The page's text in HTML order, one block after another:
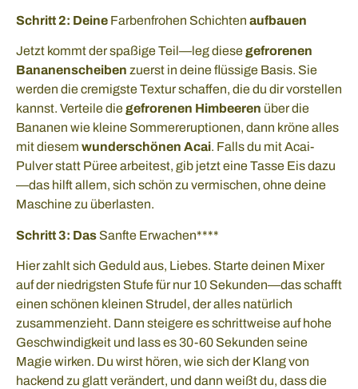
Schritt 2: Deine Farbenfrohen Schichten aufbauen
Jetzt kommt der spaßige Teil—leg diesegefrorenen
Bananenscheiben zuerst in deine flüssige Basis. Sie
werden die cremigste Textur schaffen, die du dir vorstellen
kannst. Verteile diegefrorenen Himbeeren über die
Bananen wie kleine Sommereruptionen, dann kröne alles
mit diesem wunderschönen Acai. Falls du mit Acai-
Pulver statt Püree arbeitest, gib jetzt eine Tasse Eis dazu
—das hilft allem, sich schön zu vermischen, ohne deine
Maschine zu überlasten.
Schritt 3: Das Sanfte Erwachen****
Hier zahlt sich Geduld aus, Liebes. Starte deinen Mixer
auf der niedrigsten Stufe für nur 10 Sekunden—das schafft
einen schönen kleinen Strudel, der alles natürlich
zusammenzieht. Dann steigere es schrittweise auf hohe
Geschwindigkeit und lass es 30-60 Sekunden seine
Magie wirken. Du wirst hören, wie sich der Klang von
hackend zu glatt verändert, und dann weißt du, dass die